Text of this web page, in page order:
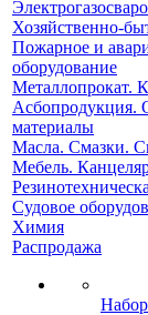
Хозяйственно-
Пожарное и
оборудование
Металлопрокат.
Асбопродукция.
материалы
Масла. Смазки.
Мебель.
Судовое
Химия
Распродажа